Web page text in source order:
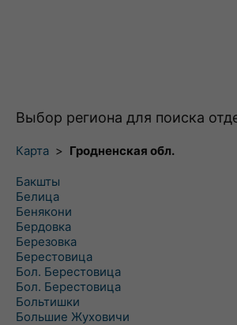
Выбор региона для поиска
Карта > Гродненская обл.
Бакшты
Белица
Бенякони
Бердовка
Березовка
Берестовица
Бол. Берестовица
Бол. Берестовица
Больтишки
Большие Жуховичи